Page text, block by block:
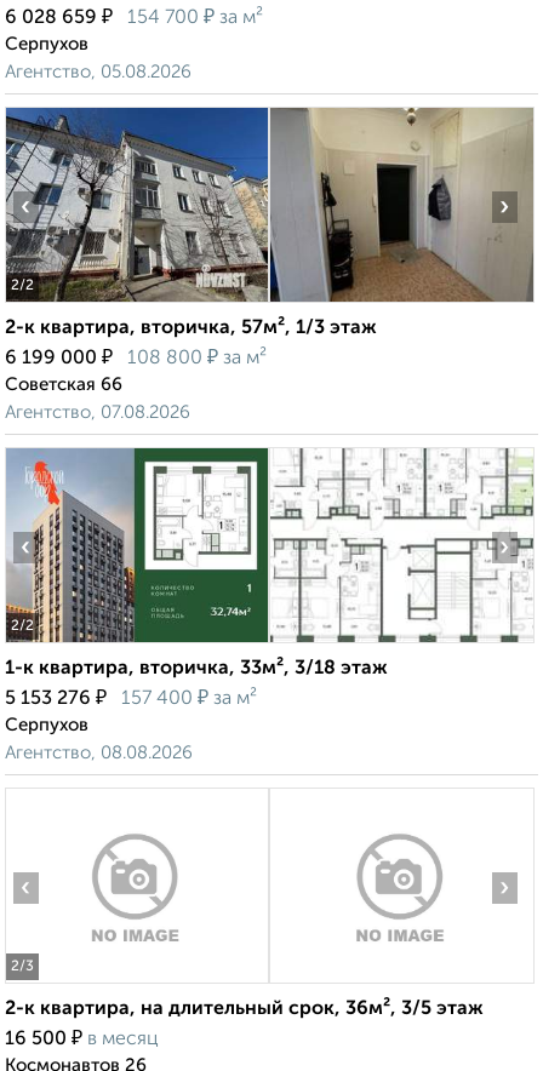
6 028 659 ₽ 154 700 ₽ за м²
Серпухов
Агентство, 05.08.2026
2/2
‹ ›
2-к квартира, вторичка, 57м², 1/3 этаж
6 199 000 ₽ 108 800 ₽ за м²
Советская 66
Агентство, 07.08.2026
2/2
‹ ›
1-к квартира, вторичка, 33м², 3/18 этаж
5 153 276 ₽ 157 400 ₽ за м²
Серпухов
Агентство, 08.08.2026
2/3
‹ ›
2-к квартира, на длительный срок, 36м², 3/5 этаж
16 500 ₽ в месяц
Космонавтов 26